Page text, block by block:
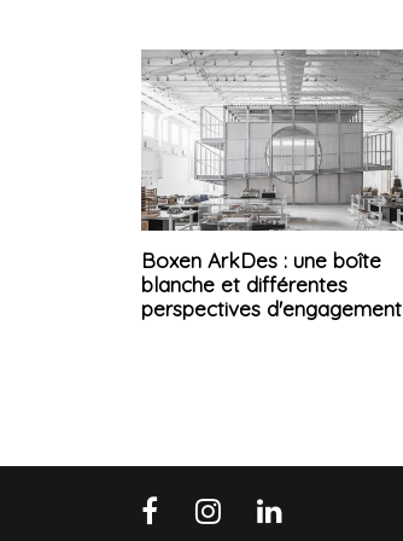
Boxen ArkDes : une boîte
blanche et différentes
perspectives d'engagement